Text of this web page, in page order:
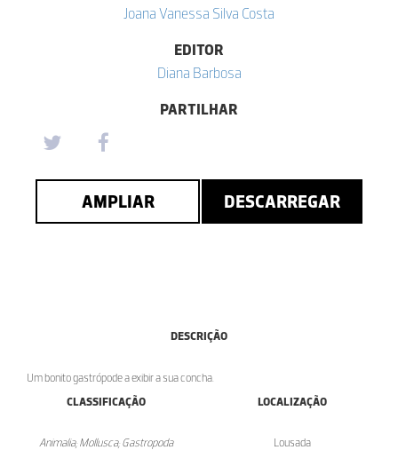
Joana Vanessa Silva Costa
EDITOR
Diana Barbosa
PARTILHAR
AMPLIAR DESCARREGAR
DESCRIÇÃO
Um bonito gastrópode a exibir a sua concha.
CLASSIFICAÇÃO
Animalia; Mollusca; Gastropoda
LOCALIZAÇÃO
Lousada